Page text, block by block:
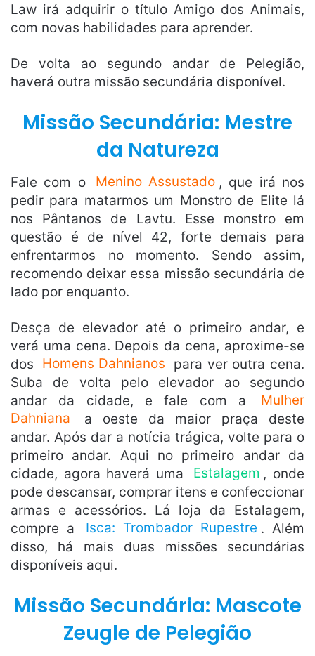
Law irá adquirir o título Amigo dos Animais,
com novas habilidades para aprender.
De volta ao segundo andar de Pelegião,
haverá outra missão secundária disponível.
Missão Secundária: Mestre
da Natureza
Fale com o Menino Assustado , que irá nos
pedir para matarmos um Monstro de Elite lá
nos Pântanos de Lavtu. Esse monstro em
questão é de nível 42, forte demais para
enfrentarmos no momento. Sendo assim,
recomendo deixar essa missão secundária de
lado por enquanto.
Desça de elevador até o primeiro andar, e
verá uma cena. Depois da cena, aproxime-se
dos
Homens Dahnianos
para ver outra cena.
Suba de volta pelo elevador ao segundo
andar da cidade, e fale com a
Mulher
Dahniana
a oeste da maior praça deste
andar. Após dar a notícia trágica, volte para o
primeiro andar. Aqui no primeiro andar da
cidade, agora haverá uma
Estalagem , onde
pode descansar, comprar itens e confeccionar
armas e acessórios. Lá loja da Estalagem,
compre a
Isca: Trombador Rupestre . Além
disso, há mais duas missões secundárias
disponíveis aqui.
Missão Secundária: Mascote
Zeugle de Pelegião